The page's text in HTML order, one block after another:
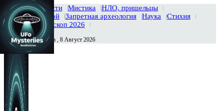
Главная Новости Мистика
НЛО, пришельцы
Тайны вселенной
Запретная археология Наука
Стихия
История
Гороскоп 2026
Сегодня Суббота , 8 Август 2026